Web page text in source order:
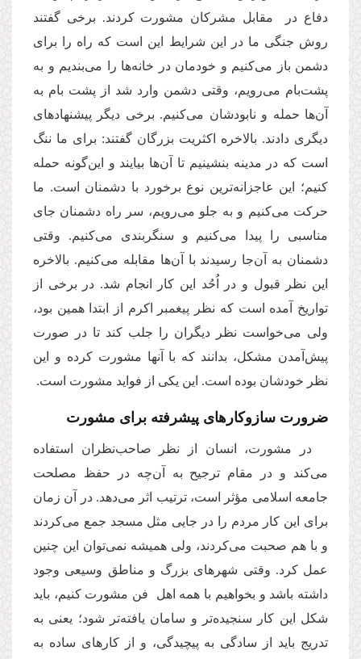
دفاع در مقابل مشرکان مشورت کردند. برخی گفتند
روش جنگی ما در این شرایط این است که راه را برای
دشمن باز می‌کنیم و خودمان در خانه‌ها را می‌بندیم و به
پشت‌بام می‌رویم، وقتی دشمن وارد شد از پشت بام به
آن‌ها حمله و نابودشان می‌کنیم. برخی دیگر پیشنهادهای
دیگری دادند. بالاخره اکثریت بزرگان ‌گفتند: برای ما ننگ
است که در مدینه بنشینیم تا آن‌ها بیایند و این‌گونه حمله
کنیم؛ این عاجزانه‌ترین نوع برخورد با دشمنان است. ما
حرکت می‌کنیم و به جلو می‌رویم، سر راه دشمنان جای
مناسبی را پیدا می‌کنیم و سنگربندی می‌کنیم. وقتی
دشمنان به آن‌جا رسیدند با آن‌ها مقابله می‌کنیم. بالاخره
این نظر قبول و در اُحُد این کار انجام شد. در برخی از
تواریخ آمده است که نظر پیغمبر اکرم از ابتدا همین بود،
ولی می‌خواست نظر دیگران را جلب کند تا در صورت
پیش‌آمدن مشکل، بدانند که با آنها مشورت کرده و این
نظر خودشان بوده است. این یکی از فواید مشورت است.
ضرورت سازوکارهای پیشرفته برای مشورت
در مشورت، ‌انسان از نظر صاحب‌نظران استفاده
می‌کند و در مقام ترجیح به آن‌چه در حفظ مصلحت
جامعه اسلامی مؤثر است، ترتیب اثر می‌دهد. در آن زمان
برای این کار مردم را در جایی مثل مسجد جمع می‌کردند
و با هم صحبت می‌کردند، ولی همیشه نمی‌توان این چنین
عمل کرد. وقتی شهرهای بزرگ و مناطق وسیعی وجود
داشته باشد و بخواهیم با همه اهل فن مشورت کنیم، باید
شکل این کار سنجیده‌تر و سامان یافته‌تر شود؛ یعنی به
تدریج باید از سادگی به پیچیدگی، و از کارهای ساده به